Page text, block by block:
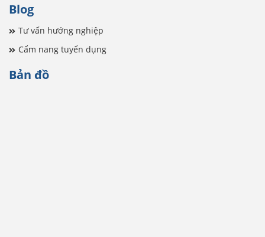
Blog
Tư vấn hướng nghiệp
Cẩm nang tuyển dụng
Bản đồ